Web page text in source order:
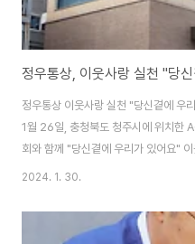
정우통상, 이웃사랑 실천 "당
정우통상 이웃사랑 실천 "당신곁에
1월 26일, 충청북도 청주시에 위치한
회와 함께 "당신곁에 우리가 있어요"
다. 바르게살기운동 충청북도협의회(
요' 캠페인을 진행하였습니다. 이날 캠
과 자립지원 전담기관 등 30여 명이
2024. 1. 30.